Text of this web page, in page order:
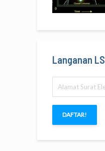
Langanan LS
Surat
Elektronik
DAFTAR!